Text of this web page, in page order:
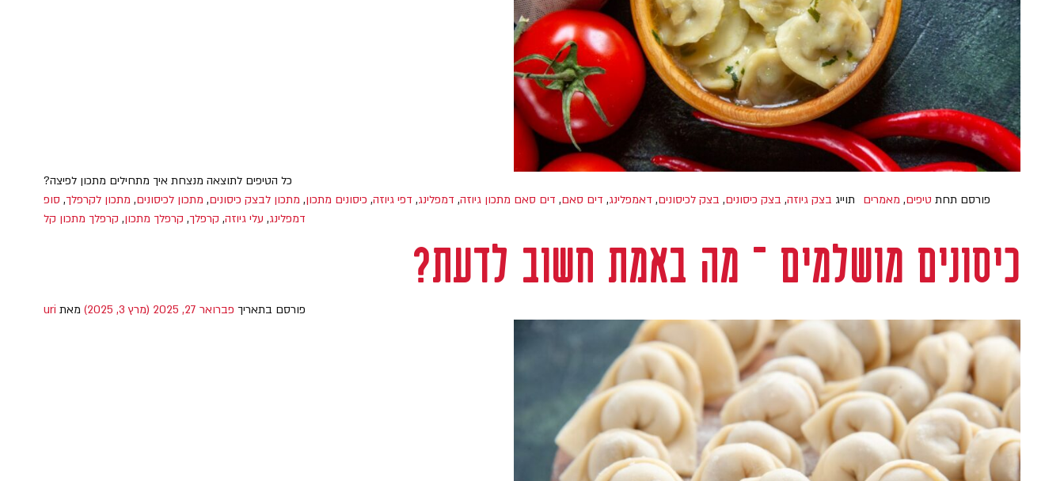
כל הטיפים לתוצאה מנצחת איך מתחילים מתכון לפיצה?
פורסם תחת טיפים, מאמרים תוייג בצק גיוזה, בצק כיסונים, בצק לכיסונים, דאמפלינג, דים סאם, דים סאם מתכון גיוזה, דמפלינג, דפי גיוזה, כיסונים מתכון, מתכון לבצק כיסונים, מתכון לכיסונים, מתכון לקרפלך, סופ
דמפלינג, עלי גיוזה, קרפלך, קרפלך מתכון, קרפלך מתכון קל
כיסונים מושלמים – מה באמת חשוב לדעת?
פורסם בתאריך פברואר 27, 2025 (מרץ 3, 2025) מאת uri